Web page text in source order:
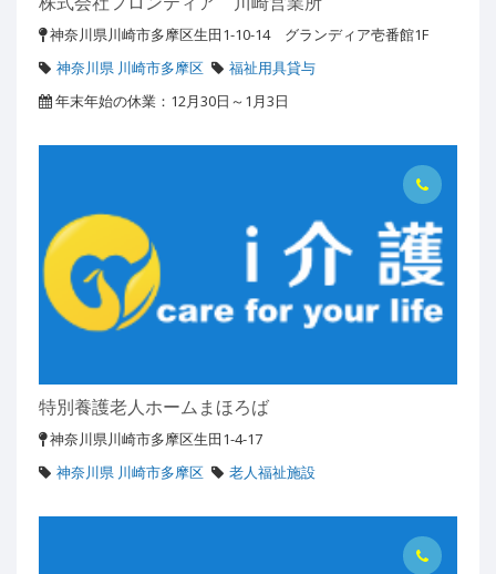
神奈川県川崎市多摩区生田1-10-14 グランディア壱番館1F
神奈川県 川崎市多摩区
福祉用具貸与
年末年始の休業：12月30日～1月3日
特別養護老人ホームまほろば
神奈川県川崎市多摩区生田1-4-17
神奈川県 川崎市多摩区
老人福祉施設